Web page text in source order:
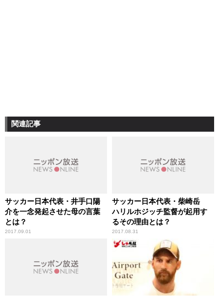
関連記事
サッカー日本代表・井手口陽
介を一念発起させた母の言葉
とは？
2017.09.01
サッカー日本代表・柴崎岳
ハリルホジッチ監督が起用す
るその理由とは？
2017.08.31